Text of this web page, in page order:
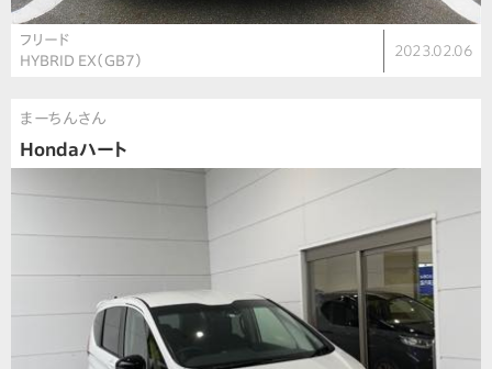
フリード
HYBRID EX（GB7）
2023.02.06
まーちんさん
Hondaハート